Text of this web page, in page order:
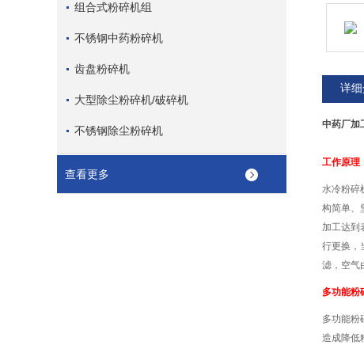
组合式粉碎机组
不锈钢中药粉碎机
齿盘粉碎机
大型除尘粉碎机/破碎机
不锈钢除尘粉碎机
查看更多
详
中药厂加
工作原理
水冷粉碎
构简单、
加工达到
行更换，
滤，空气
多功能粉
多功能粉
造成降低